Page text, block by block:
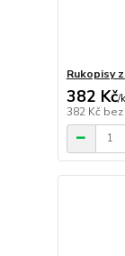
Rukopisy
382 Kč/
382 Kč bez